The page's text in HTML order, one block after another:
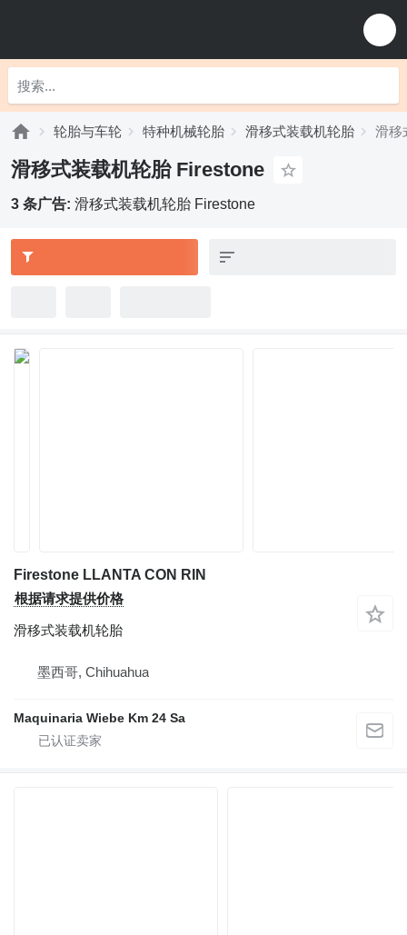
轮胎与车轮 特种机械轮胎 滑移式装载机轮胎 滑移
滑移式装载机轮胎 Firestone
3 条广告: 滑移式装载机轮胎 Firestone
Firestone LLANTA CON RIN
根据请求提供价格
滑移式装载机轮胎
墨西哥, Chihuahua
Maquinaria Wiebe Km 24 Sa